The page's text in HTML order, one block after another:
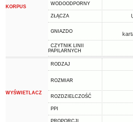
KORPUS
WODOODPORNY
ZŁĄCZA
GNIAZDO
CZYTNIK LINII
PAPILARNYCH
WYŚWIETLACZ
RODZAJ
ROZMIAR
ROZDZIELCZOŚĆ
PPI
PROPORCJI